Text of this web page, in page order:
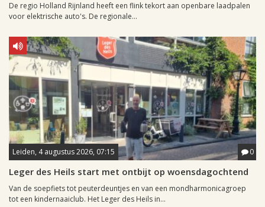
De regio Holland Rijnland heeft een flink tekort aan openbare laadpalen
voor elektrische auto's. De regionale...
Leiden, 4 augustus 2026, 07:15 0
Leger des Heils start met ontbijt op woensdagochtend
Van de soepfiets tot peuterdeuntjes en van een mondharmonicagroep
tot een kindernaaiclub. Het Leger des Heils in...